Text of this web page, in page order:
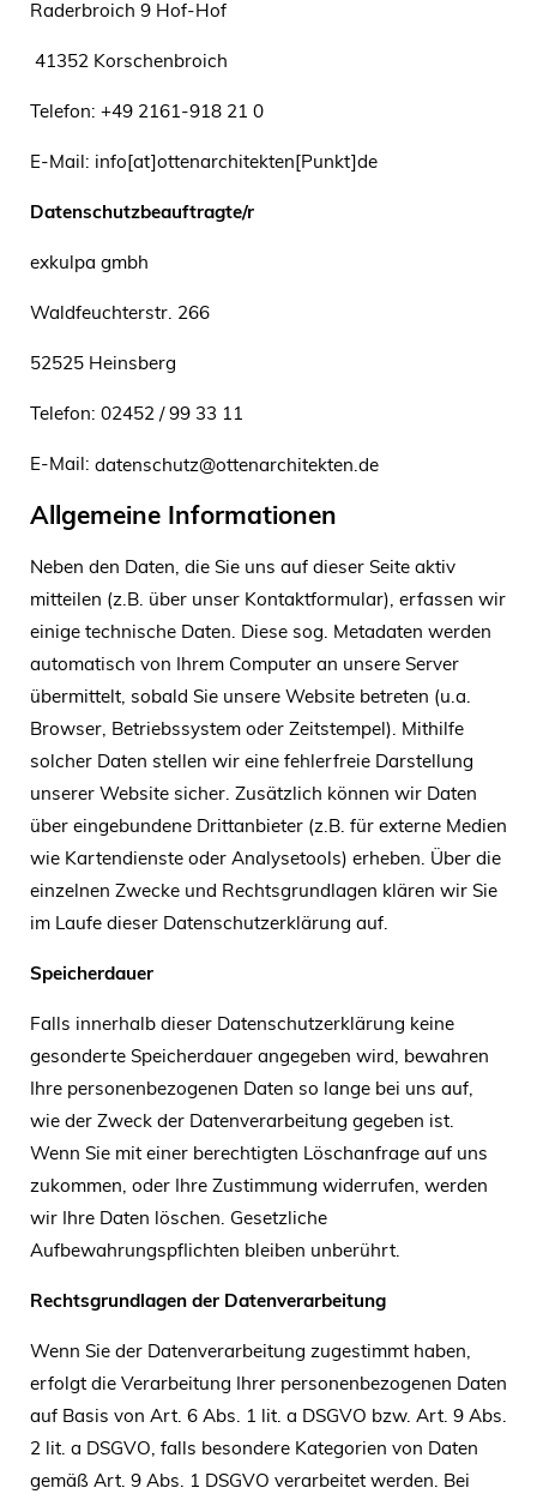
Raderbroich 9 Hof-Hof
41352 Korschenbroich
Telefon: +49 2161-918 21 0
E-Mail: info[at]ottenarchitekten[Punkt]de
Datenschutzbeauftragte/r
exkulpa gmbh
Waldfeuchterstr. 266
52525 Heinsberg
Telefon: 02452 / 99 33 11
E-Mail: datenschutz@ottenarchitekten.de
Allgemeine Informationen
Neben den Daten, die Sie uns auf dieser Seite aktiv
mitteilen (z.B. über unser Kontaktformular), erfassen wir
einige technische Daten. Diese sog. Metadaten werden
automatisch von Ihrem Computer an unsere Server
übermittelt, sobald Sie unsere Website betreten (u.a.
Browser, Betriebssystem oder Zeitstempel). Mithilfe
solcher Daten stellen wir eine fehlerfreie Darstellung
unserer Website sicher. Zusätzlich können wir Daten
über eingebundene Drittanbieter (z.B. für externe Medien
wie Kartendienste oder Analysetools) erheben. Über die
einzelnen Zwecke und Rechtsgrundlagen klären wir Sie
im Laufe dieser Datenschutzerklärung auf.
Speicherdauer
Falls innerhalb dieser Datenschutzerklärung keine
gesonderte Speicherdauer angegeben wird, bewahren
Ihre personenbezogenen Daten so lange bei uns auf,
wie der Zweck der Datenverarbeitung gegeben ist.
Wenn Sie mit einer berechtigten Löschanfrage auf uns
zukommen, oder Ihre Zustimmung widerrufen, werden
wir Ihre Daten löschen. Gesetzliche
Aufbewahrungspflichten bleiben unberührt.
Rechtsgrundlagen der Datenverarbeitung
Wenn Sie der Datenverarbeitung zugestimmt haben,
erfolgt die Verarbeitung Ihrer personenbezogenen Daten
auf Basis von Art. 6 Abs. 1 lit. a DSGVO bzw. Art. 9 Abs.
2 lit. a DSGVO, falls besondere Kategorien von Daten
gemäß Art. 9 Abs. 1 DSGVO verarbeitet werden. Bei